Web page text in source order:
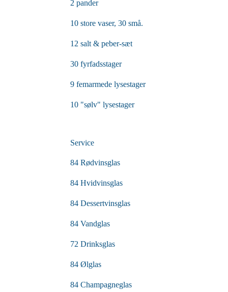
2 pander
10 store vaser, 30 små.
12 salt & peber-sæt
30 fyrfadsstager
9 femarmede lysestager
10 "sølv" lysestager
Service
84 Rødvinsglas
84 Hvidvinsglas
84 Dessertvinsglas
84 Vandglas
72 Drinksglas
84 Ølglas
84 Champagneglas